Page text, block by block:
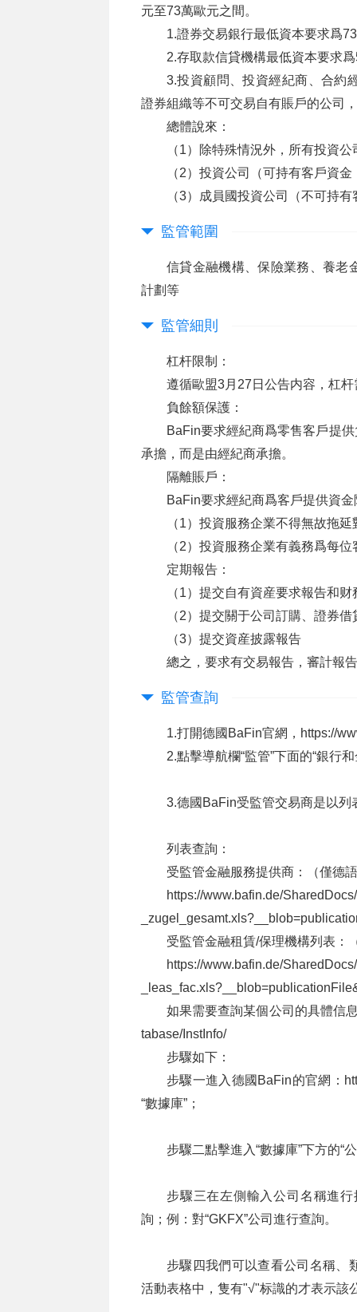
元至73萬歐元之間。
1.證券交易銀行最低資本要求爲
2.存取款信貸機構最低資本要求
3.投資顧問、投資經紀商、合約
證券組織等不可交易自有賬戶的公司
總體說來：
（1）除特殊情況外，所有投資
（2）投資公司（可持有客戶資
（3）成員國投資公司（不可持
監管範圍
信貸金融機構、保險業務、養老
計劃等
監管細則
杠杆限制：
遵循歐盟3月27日公告内容，杠
負餘額保護：
BaFin要求經紀商爲零售客戶提
承擔，而是由經紀商承擔。
隔離賬戶：
BaFin要求經紀商爲客戶提供資
（1）投資服務企業不得無故拖
（2）投資服務企業有義務爲每
定期報告：
（1）提交自有資産要求報告和
（2）提交關于公司訂購、證券
（3）提交資産披露報告
總之，要求有交易報告，審計報
監管查詢
1.打開德國BaFin官網，https://
2.點擊導航欄“監管”下面的“銀行
3.德國BaFin受監管交易商是以列
列表查詢：
受監管金融服務提供商：（僅德
https://www.bafin.de/
受監管金融租賃/保理機構列表：
https://www.bafin.de/
如果需要查詢某個公司的具體信
tabase/InstInfo/
步驟如下：
步驟一進入德國BaFin的官網：
“數據庫”；
步驟二點擊進入“數據庫”下方的“
步驟三在左側輸入公司名稱進
詢；例：對“GKFX”公司進行查詢。
步驟四我們可以查看公司名稱、
活動表格中，隻有"√"标識的才表示該